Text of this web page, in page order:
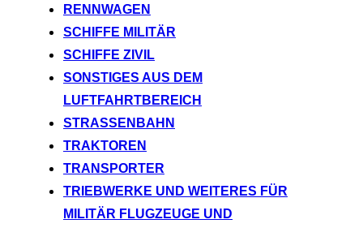
RENNWAGEN
SCHIFFE MILITÄR
SCHIFFE ZIVIL
SONSTIGES AUS DEM
LUFTFAHRTBEREICH
STRASSENBAHN
TRAKTOREN
TRANSPORTER
TRIEBWERKE UND WEITERES FÜR
MILITÄR FLUGZEUGE UND